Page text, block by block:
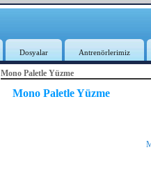
Dosyalar Antrenörlerimiz
Mono Paletle Yüzme
Mono Paletle Yüzme